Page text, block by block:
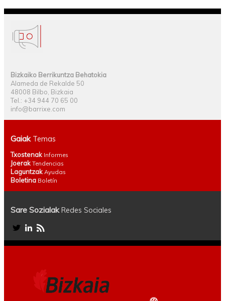
Bizkaiko Berrikuntza Behatokia
Alameda de Rekalde 50
48008 Bilbo, Bizkaia
Tel.: +34 944 70 65 00
info@barrixe.com
GaiakTemas
TxostenakInformes
JoerakTendencias
LaguntzakAyudas
BoletinaBoletín
Sare SozialakRedes Sociales